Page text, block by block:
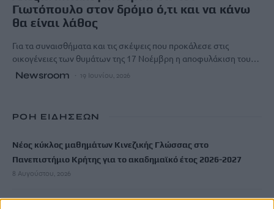
Γιωτόπουλο στον δρόμο ό,τι και να κάνω
θα είναι λάθος
Για τα συναισθήματα και τις σκέψεις που προκάλεσε στις
οικογένειες των θυμάτων της 17 Νοέμβρη η αποφυλάκιση του…
Newsroom 19 Ιουνίου, 2026
ΡΟΗ ΕΙΔΗΣΕΩΝ
Νέος κύκλος μαθημάτων Κινεζικής Γλώσσας στο
Πανεπιστήμιο Κρήτης για το ακαδημαϊκό έτος 2026-2027
8 Αυγούστου, 2026